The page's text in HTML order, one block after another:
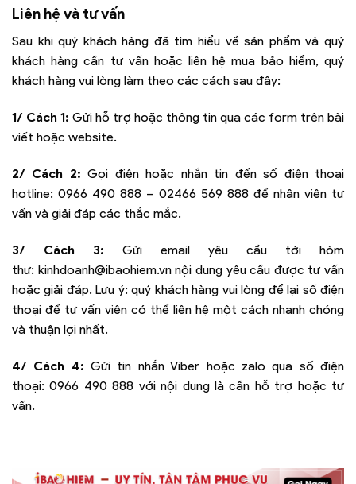
Liên hệ và tư vấn
Sau khi quý khách hàng đã tìm hiểu về sản phẩm và quý
khách hàng cần tư vấn hoặc liên hệ mua bảo hiểm, quý
khách hàng vui lòng làm theo các cách sau đây:
1/ Cách 1: Gửi hỗ trợ hoặc thông tin qua các form trên bài
viết hoặc website.
2/ Cách 2: Gọi điện hoặc nhắn tin đến số điện thoại
hotline: 0966 490 888 – 02466 569 888 để nhân viên tư
vấn và giải đáp các thắc mắc.
3/ Cách 3: Gửi email yêu cầu tới hòm
thư: kinhdoanh@ibaohiem.vnnội dung yêu cầu được tư vấn
hoặc giải đáp. Lưu ý: quý khách hàng vui lòng để lại số điện
thoại để tư vấn viên có thể liên hệ một cách nhanh chóng
và thuận lợi nhất.
4/ Cách 4: Gửi tin nhắn Viber hoặc zalo qua số điện
thoại:0966 490 888 với nội dung là cần hỗ trợ hoặc tư
vấn.